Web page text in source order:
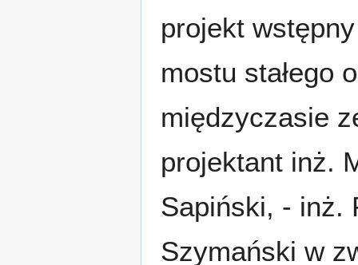
projekt
mostu stałego
międzyczasie
projektant inż.
Sapiński, - inż.
Szymański w